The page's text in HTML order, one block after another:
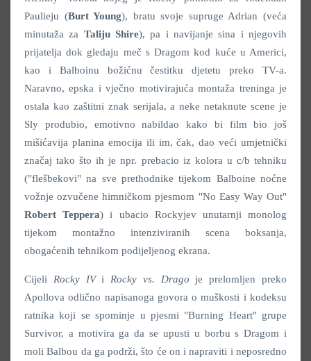
Paulieju (Burt Young), bratu svoje supruge Adrian (veća
minutaža za Taliju Shire), pa i navijanje sina i njegovih
prijatelja dok gledaju meč s Dragom kod kuće u Americi,
kao i Balboinu božićnu čestitku djetetu preko TV-a.
Naravno, epska i vječno motivirajuća montaža treninga je
ostala kao zaštitni znak serijala, a neke netaknute scene je
Sly produbio, emotivno nabildao kako bi film bio još
mišićavija planina emocija ili im, čak, dao veći umjetnički
značaj tako što ih je npr. prebacio iz kolora u c/b tehniku
("flešbekovi" na sve prethodnike tijekom Balboine noćne
vožnje ozvučene himničkom pjesmom "No Easy Way Out"
Robert Teppera) i ubacio Rockyjev unutarnji monolog
tijekom montažno intenziviranih scena boksanja,
obogaćenih tehnikom podijeljenog ekrana.
Cijeli Rocky IViRocky vs. Drago je prelomljen preko
Apollova odlično napisanoga govora o muškosti i kodeksu
ratnika koji se spominje u pjesmi "Burning Heart" grupe
Survivor, a motivira ga da se upusti u borbu s Dragom i
moli Balbou da ga podrži, što će on i napraviti i neposredno